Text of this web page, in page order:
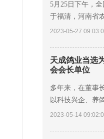
5月25日下午，
于福清，河南省
俊，河南省畜牧
2023-05-27
天成鸽业当选
会会长单位
多年来，在董事
以科技兴企、养
培育优良品种、
2023-05-14